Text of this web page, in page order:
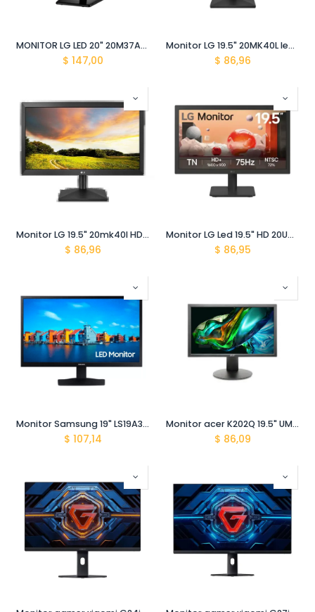
MONITOR LG LED 20" 20M37A-B
$ 147,00
Monitor LG 19.5" 20MK40L led 768p HDMI-VGA
$ 86,96
Monitor LG 19.5" 20mk40l HDMI VGA 200nit
$ 86,96
Monitor LG Led 19.5" HD 20U401A1600x900 HDMI 75Hz
$ 86,95
Monitor Samsung 19" LS19A330NHMXZN/LS19A330NHLXZP Plano1366x768 / Vga-Hdmi
$ 107,14
Monitor acer K202Q 19.5" UM.IE0AA.004 Led
$ 86,09